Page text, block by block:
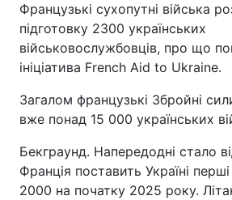
Французькі сухопутні війська
підготовку 2300 українських
військовослужбовців, про що
ініціатива French Aid to Ukraine.
Загалом французькі Збройні
вже понад 15 000 українських
Бекграунд. Напередодні стало
Франція поставить Україні
2000 на початку 2025 року.